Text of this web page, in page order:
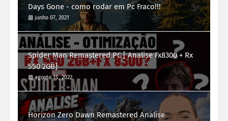
Days Gone - como rodar em Pc Fraco!!!
junho 07, 2021
Spider Man Remastered PC [ Analise Fx8300 + Rx
550 2GB]
agosto 15, 2022
Horizon Zero Dawn Remastered Analise